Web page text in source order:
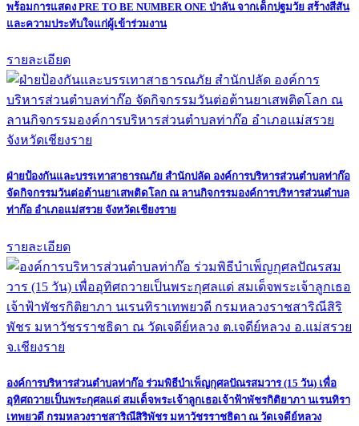
พร้อมการแสดง PRE TO BE NUMBER ONE ป่าลัน จากเด็กปฐมวัย สร้างสีสัน
และความประทับใจแก่ผู้เข้าร่วมงาน
รายละเอียด
ฝ่ายป้องกันและบรรเทาสาธารณภัย สำนักปลัด องค์การบริหารส่วนตำบลท่าก๊อ
จัดกิจกรรมวันต่อต้านยาเสพติดโลก ณ ลานกิจกรรมองค์การบริหารส่วนตำบล
ท่าก๊อ อำเภอแม่สรวย จังหวัดเชียงราย
รายละเอียด
องค์การบริหารส่วนตำบลท่าก๊อ ร่วมพิธีบำเพ็ญกุศลปัณรสมวาร (15 วัน) เพื่อ
อุทิศถวายเป็นพระกุศลแด่ สมเด็จพระเจ้าลูกเธอเจ้าฟ้าพัชรกิติยาภา นเรนทิรา
เทพยวดี กรมหลวงราชสาริณีสิริพัชร มหาวัชรราชธิดา ณ วัดเจดีย์หลวง